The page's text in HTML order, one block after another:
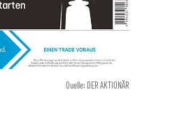
Quelle: DER AKTIONÄR